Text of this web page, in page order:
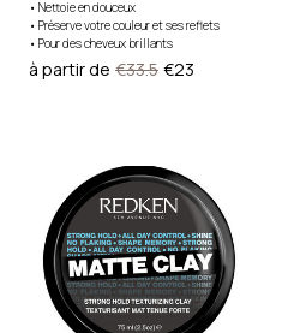
• Nettoie en douceux
• Préserve votre couleur et ses reflets
• Pour des cheveux brillants
à partir de €33.5 €23